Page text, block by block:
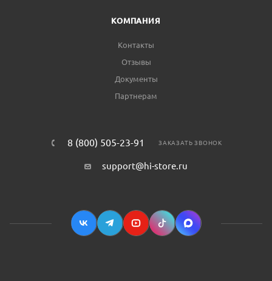
КОМПАНИЯ
Контакты
Отзывы
Документы
Партнерам
8 (800) 505-23-91 ЗАКАЗАТЬ ЗВОНОК
support@hi-store.ru